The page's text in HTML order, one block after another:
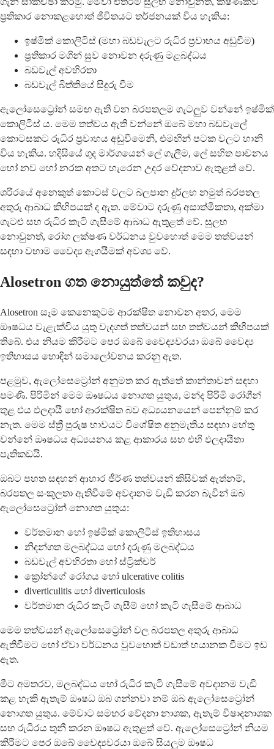
ප්‍රතිකාර නොකළහොත් ජීවිතයට තර්ජනයක් විය හැකිය:
ඉෂ්මික් කොලිටිස් (මහා බඩවැලට රුධිර ප්‍රවාහය අඩුවීම)
ප්‍රතිකාර මගින් සුව නොවන දරුණු මළබද්ධය
බඩවැල් අවහිරතා
බඩවැල් බිත්තියේ සිදුරු වීම
ඇලෝසෙට්‍රෝන් සමඟ ඇති වන බරපතලම ගැටලුව වන්නේ ඉෂ්මික්
කොලිටිස් ය. මෙම තත්වය ඇති වන්නේ ඔබේ මහා බඩවැලේ
කොටසකට රුධිර ප්‍රවාහය අඩුවීමෙනි, එමඟින් පටක වලට හානි
විය හැකිය. හදිසියේ ගුද මාර්ගයෙන් ලේ ගැලීම, ලේ සහිත පාචනය
හෝ නව හෝ නරක අතට හැරෙන උදර වේදනාව ඇතුළත් වේ.
ශරීරයේ අනෙකුත් කොටස් වලට බලපාන දුර්ලභ නමුත් බරපතල
අතුරු ආබාධ කිහිපයක් ද ඇත. මේවාට දරුණු අසාත්මිකතා, අක්මා
ගැටළු සහ රුධිර කැටි ගැසීමේ ආබාධ ඇතුළත් වේ. සුලභ
නොවුනත්, රෝග ලක්ෂණ වර්ධනය වුවහොත් මෙම තත්වයන්
සඳහා වහාම වෛද්‍ය ඇගයීමක් අවශ්‍ය වේ.
Alosetron ගත නොයුත්තේ කවුද?
Alosetron සෑම කෙනෙකුටම ආරක්ෂිත නොවන අතර, මෙම
ඖෂධය වැළැක්විය යුතු වැදගත් තත්වයන් සහ තත්වයන් කිහිපයක්
තිබේ. එය නියම කිරීමට පෙර ඔබේ වෛද්‍යවරයා ඔබේ වෛද්‍ය
ඉතිහාසය හොඳින් සමාලෝචනය කරනු ඇත.
පළමුව, ඇලෝසෙට්‍රෝන් අනුමත කර ඇත්තේ කාන්තාවන් සඳහා
පමණි. පිරිමින් මෙම ඖෂධය නොගත යුතුය, මන්ද පිරිමි රෝගීන්
තුළ එය ඵලදායී හෝ ආරක්ෂිත බව අධ්‍යයනයෙන් පෙන්නුම් කර
නැත. මෙම ස්ත්‍රී පුරුෂ භාවයට විශේෂිත අනුමැතිය සඳහා හේතු
වන්නේ ඖෂධය අධ්‍යයනය කළ ආකාරය සහ එහි ඵලදායීතා
පැතිකඩයි.
ඔබට පහත සඳහන් ආහාර ජීර්ණ තත්වයන් කිසිවක් ඇත්නම්,
බරපතල සංකූලතා ඇතිවීමේ අවදානම වැඩි කරන බැවින් ඔබ
ඇලෝසෙට්‍රෝන් නොගත යුතුය:
වර්තමාන හෝ ඉෂ්මික් කොලිටිස් ඉතිහාසය
නිදන්ගත මලබද්ධය හෝ දරුණු මලබද්ධය
බඩවැල් අවහිරතා හෝ ස්ට්‍රික්චර්
ක්‍රෝන්ගේ රෝගය හෝ ulcerative colitis
diverticulitis හෝ diverticulosis
වර්තමාන රුධිර කැටි ගැසීම් හෝ කැටි ගැසීමේ ආබාධ
මෙම තත්වයන් ඇලෝසෙට්‍රෝන් වල බරපතල අතුරු ආබාධ
ඇතිවීමට හෝ ඒවා වර්ධනය වුවහොත් වඩාත් භයානක වීමට ඉඩ
ඇත.
මීට අමතරව, මලබද්ධය හෝ රුධිර කැටි ගැසීමේ අවදානම වැඩි
කළ හැකි ඇතැම් ඖෂධ ඔබ ගන්නවා නම් ඔබ ඇලෝසෙට්‍රෝන්
නොගත යුතුය. මේවාට සමහර වේදනා නාශක, ඇතැම් විෂාදනාශක
සහ රුධිරය තුනී කරන ඖෂධ ඇතුළත් වේ. ඇලෝසෙට්‍රෝන් නියම
කිරීමට පෙර ඔබේ වෛද්‍යවරයා ඔබේ සියලුම ඖෂධ